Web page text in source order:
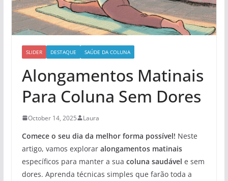
SLIDER DESTAQUE SAÚDE DA COLUNA
Alongamentos Matinais
Para Coluna Sem Dores
October 14, 2025 Laura
Comece o seu dia da melhor forma possível! Neste
artigo, vamos explorar alongamentos matinais
específicos para manter a sua coluna saudável e sem
dores. Aprenda técnicas simples que farão toda a